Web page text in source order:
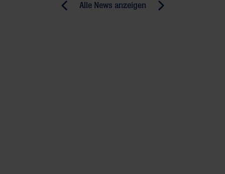
Alle News anzeigen